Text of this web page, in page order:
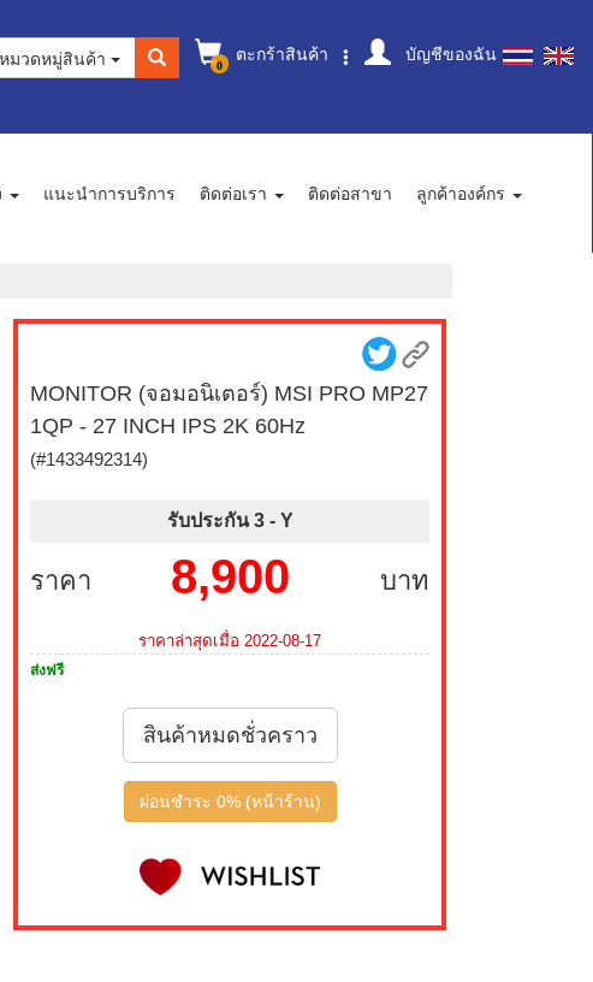
0 ตะกร้าสินค้า บัญชีของฉัน
หมวดหมู่สินค้า
แนะนำการบริการ ติดต่อเรา ติดต่อสาขา
ลูกค้าองค์กร
MONITOR (จอมอนิเตอร์) MSI PRO MP27
1QP - 27 INCH IPS 2K 60Hz
(#1433492314)
รับประกัน 3 - Y
ราคา บาท
8,900
ราคาล่าสุดเมื่อ 2022-08-17
ส่งฟรี
สินค้าหมดชั่วคราว
ผ่อนชำระ 0% (หน้าร้าน)